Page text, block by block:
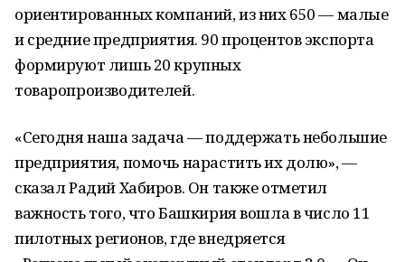
ориентированных компаний, из них 650 — малые
и средние предприятия. 90 процентов экспорта
формируют лишь 20 крупных
товаропроизводителей.
«Сегодня наша задача — поддержать небольшие
предприятия, помочь нарастить их долю», —
сказал Радий Хабиров. Он также отметил
важность того, что Башкирия вошла в число 11
пилотных регионов, где внедряется